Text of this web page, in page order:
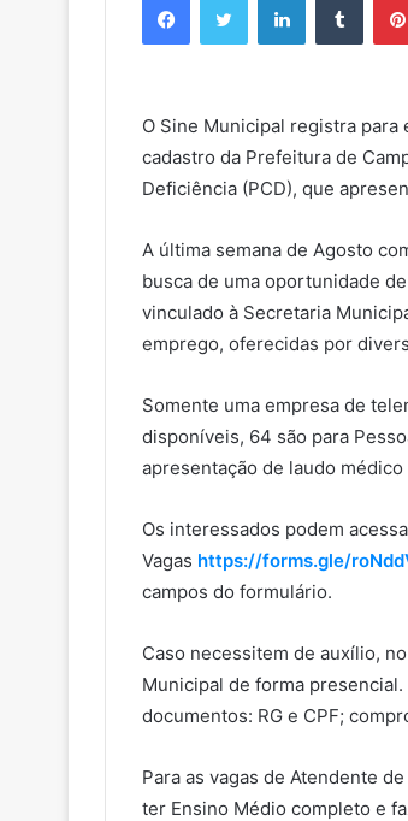
d
m
e
-
a
O Sine Municipal registra
cadastro da Prefeitura de
Deficiência (PCD), que
A última semana de Agosto
busca de uma oportunidade
vinculado à Secretaria
emprego, oferecidas por
Somente uma empresa de
disponíveis, 64 são para
apresentação de laudo médico
Os interessados podem
Vagas https://forms.gle/
campos do formulário.
Caso necessitem de auxílio,
Municipal de forma
documentos: RG e CPF;
Para as vagas de Atendente
ter Ensino Médio completo e